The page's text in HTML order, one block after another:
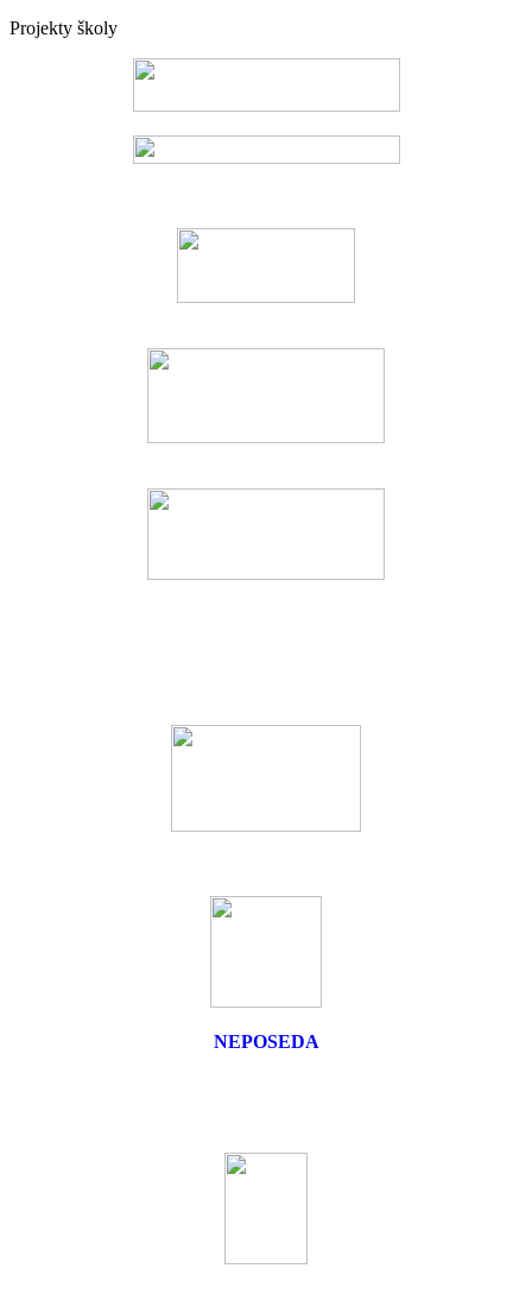
Projekty školy
NEPOSEDA